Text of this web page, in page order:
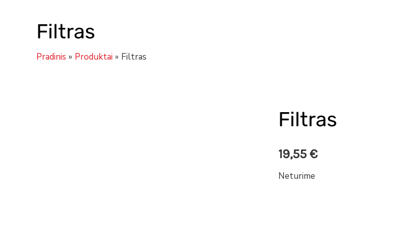
Filtras
Pradinis Produktai Filtras
Filtras
19,55€
Neturime